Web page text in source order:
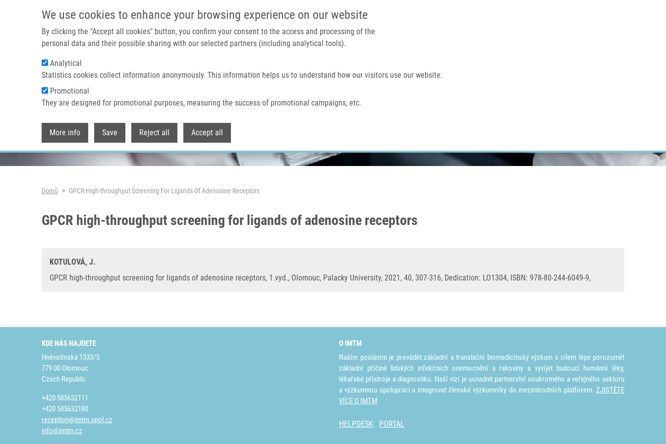
We use cookies to enhance your browsing experience on our website
By clicking the "Accept all cookies" button, you confirm your consent to the access and processing of the
personal data and their possible sharing with our selected partners (including analytical tools).
Analytical
Statistics cookies collect information anonymously. This information helps us to understand how our visitors use our website.
Promotional
They are designed for promotional purposes, measuring the success of promotional campaigns, etc.
More info Save Reject all Accept all
IMTM PORTÁL
Domů O nás
Header image
Drobečková navigace
Domů GPCR High-throughput Screening For Ligands Of Adenosine Receptors
GPCR high-throughput screening for ligands of adenosine receptors
KOTULOVÁ, J.
GPCR high-throughput screening for ligands of adenosine receptors, 1.vyd., Olomouc, Palacky University, 2021, 40, 307-316, Dedication: LO1304, ISBN: 978-80-244-6049-9,
KDE NÁS NAJDETE
Hněvotínská 1333/5
779 00 Olomouc
Czech Republic
+420 585632111
+420 585632180
reception@imtm.upol.cz
info@imtm.cz
O IMTM
Naším posláním je provádět základní a translační biomedicínský výzkum s cílem lépe porozumět
základní příčině lidských infekčních onemocnění a rakoviny a vyvíjet budoucí humánní léky,
lékařské přístroje a diagnostiku. Naší vizí je usnadnit partnerství soukromého a veřejného sektoru
a výzkumnou spolupráci a integrovat členské výzkumníky do mezinárodních platforem. ZJISTĚTE
VÍCE O IMTM
HELPDESK PORTAL